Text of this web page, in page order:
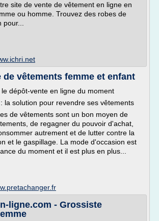
site de vente de vêtement en ligne en
ou homme. Trouvez des robes de
de vêtements femme et enfant
le dépôt-vente en ligne du moment
la solution pour revendre ses vêtements
de vêtements sont un bon moyen de
de regagner du pouvoir d'achat,
autrement et de lutter contre la
et le gaspillage. La mode d'occasion est
du moment et il est plus en plus...
ligne.com - Grossiste